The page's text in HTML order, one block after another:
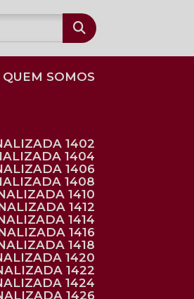
QUEM SOMOS
1402
1404
1406
1408
1410
1412
1414
1416
1418
1420
1422
1424
1426